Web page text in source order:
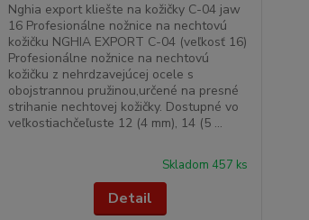
Nghia export kliešte na kožičky C-04 jaw
16 Profesionálne nožnice na nechtovú
kožičku NGHIA EXPORT C-04 (veľkosť 16)
Profesionálne nožnice na nechtovú
kožičku z nehrdzavejúcej ocele s
obojstrannou pružinou,určené na presné
strihanie nechtovej kožičky. Dostupné vo
veľkostiachčeľuste 12 (4 mm), 14 (5 ...
Skladom 457 ks
Detail